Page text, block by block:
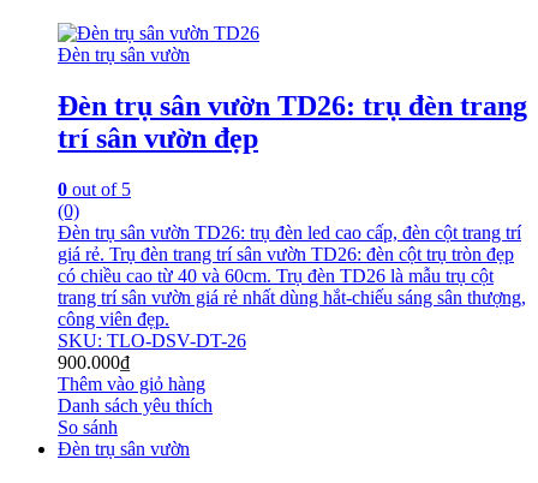
Đèn trụ sân vườn
Đèn trụ sân vườn TD26: trụ đèn trang
trí sân vườn đẹp
0 out of 5
(0)
Đèn trụ sân vườn TD26: trụ đèn led cao cấp, đèn cột trang trí
giá rẻ. Trụ đèn trang trí sân vườn TD26: đèn cột trụ tròn đẹp
có chiều cao từ 40 và 60cm. Trụ đèn TD26 là mẫu trụ cột
trang trí sân vườn giá rẻ nhất dùng hắt-chiếu sáng sân thượng,
công viên đẹp.
SKU: TLO-DSV-DT-26
900.000₫
Thêm vào giỏ hàng
Danh sách yêu thích
So sánh
Đèn trụ sân vườn